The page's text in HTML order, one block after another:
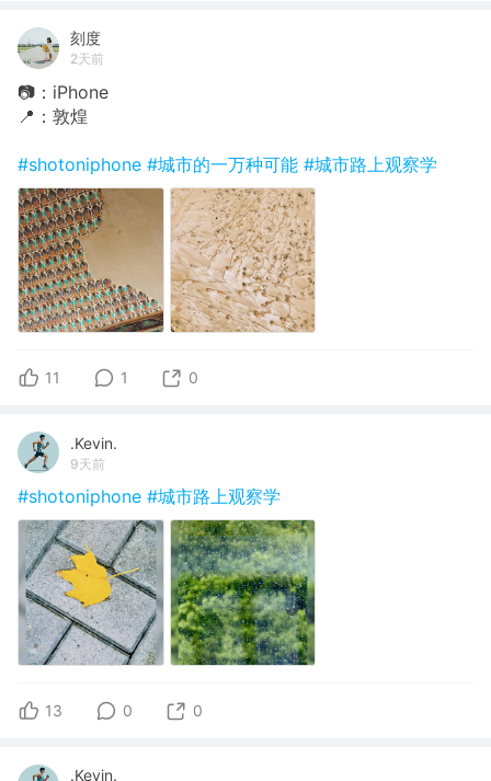
刻度
2天前
📷：iPhone
📍：敦煌
#shotoniphone #城市的一万种可能 #城市路上观察学
11 1 0
.Kevin.
9天前
#shotoniphone #城市路上观察学
13 0 0
.Kevin.